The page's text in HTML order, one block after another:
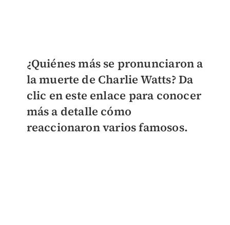
¿Quiénes más se pronunciaron a
la muerte de Charlie Watts?Da
clic en este enlace para conocer
más a detalle cómo
reaccionaron varios famosos.